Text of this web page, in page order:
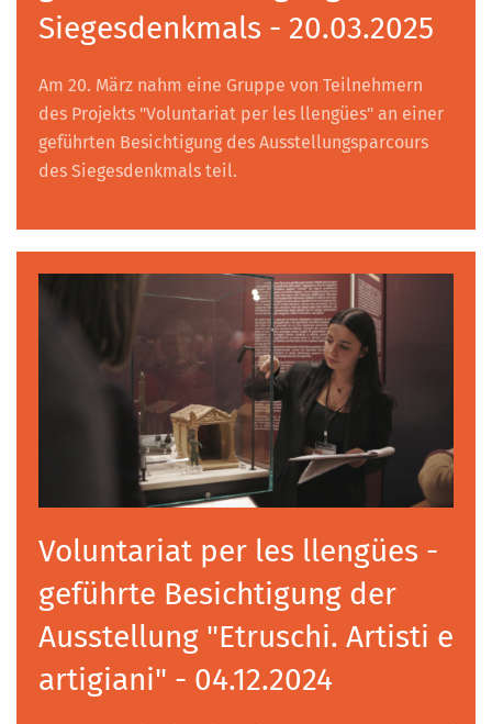
Siegesdenkmals - 20.03.2025
Am 20. März nahm eine Gruppe von Teilnehmern
des Projekts "Voluntariat per les llengües" an einer
geführten Besichtigung des Ausstellungsparcours
des Siegesdenkmals teil.
Voluntariat per les llengües -
geführte Besichtigung der
Ausstellung "Etruschi. Artisti e
artigiani" - 04.12.2024